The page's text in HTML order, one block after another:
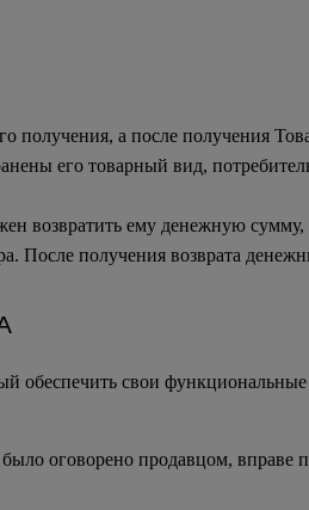
получения, а после получения
его товарный вид,
возвратить ему денежную
После получения возврата
обеспечить свои
оговорено продавцом,